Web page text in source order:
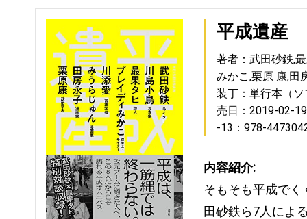
平成遺産
著者：武田砂鉄,
みかこ,栗原 康,田
装丁：単行本（
売日：2019-02-19
-13：978-
内容紹介:
そもそも平成で
田砂鉄ら7人によ